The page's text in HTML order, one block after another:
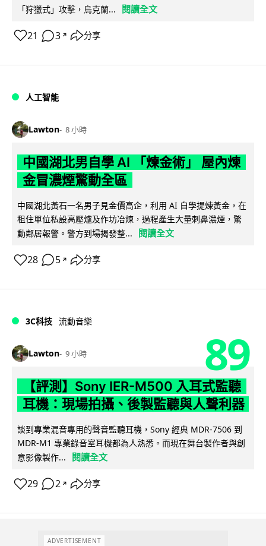
「狩獵式」攻擊，烏克蘭...
閱讀全文
21 3 ↗ 分享
人工智能
Lawton 8 小時
中國湖北男自學 AI 「煉金術」 屋內煉
金冒濃煙驚動全區
中國湖北黃石一名男子見金價高企，利用 AI 自學提煉黃金，在
租住單位私設高壓爐及作坊冶煉，過程產生大量刺鼻濃煙，驚
動鄰居報警。警方到場揭發整...
閱讀全文
28 5 ↗ 分享
3C科技 流動音樂
Lawton 9 小時 89
【評測】Sony IER-M500 入耳式監聽
耳機：現場拍攝、後製監聽與人聲利器
談到專業混音專用的聲音監聽耳機，Sony 經典 MDR-7506 到
MDR-M1 專業錄音室耳機都為人熟悉。而現在舞台製作者與創
意影像製作...
閱讀全文
29 2 ↗ 分享
ADVERTISEMENT